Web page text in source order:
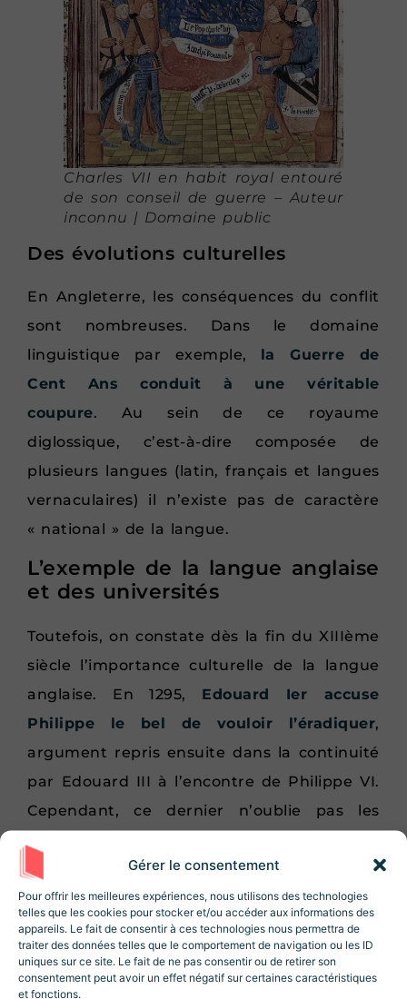
Gérer le consentement
Pour offrir les meilleures expériences, nous utilisons des technologies
telles que les cookies pour stocker et/ou accéder aux informations des
appareils. Le fait de consentir à ces technologies nous permettra de
traiter des données telles que le comportement de navigation ou les ID
uniques sur ce site. Le fait de ne pas consentir ou de retirer son
consentement peut avoir un effet négatif sur certaines caractéristiques
et fonctions.
Charles VII en habit royal entouré
de son conseil de guerre – Auteur
inconnu | Domaine public
Des évolutions culturelles
En Angleterre, les conséquences du conflit
sont nombreuses. Dans le domaine
linguistique par exemple, la Guerre de
Cent Ans conduit à une véritable
coupure. Au sein de ce royaume
diglossique, c’est-à-dire composée de
plusieurs langues (latin, français et langues
vernaculaires) il n’existe pas de caractère
« national » de la langue.
L’exemple de la langue anglaise
et des universités
Toutefois, on constate dès la fin du XIIIème
siècle l’importance culturelle de la langue
anglaise. En 1295, Edouard Ier accuse
Philippe le bel de vouloir l’éradiquer,
argument repris ensuite dans la continuité
par Edouard III à l’encontre de Philippe VI.
Cependant, ce dernier n’oublie pas les
de ses prétentions au trône de France,
souhaite que les chevaliers et seigneurs du
pays parlent comme lui.
La langue française étant utilisée en
Rejoignez la Newsletter
Revue Histoire !
10% de réduction sur la boutique lors de
votre inscription ! Des articles, des
ressources et des contenus exclusifs 😃